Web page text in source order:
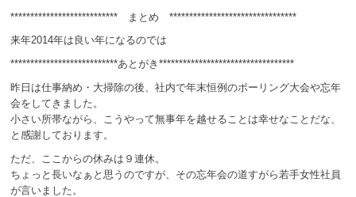
*************************** まとめ ********************************
来年2014年は良い年になるのでは
***************************あとがき**********************************
昨日は仕事納め・大掃除の後、社内で年末恒例のボーリング大会や忘年
会をしてきました。
小さい所帯ながら、こうやって無事年を越せることは幸せなことだな、
と感謝しております。
ただ、ここからの休みは９連休。
ちょっと長いなぁと思うのですが、その忘年会の道すがら若手女性社員
が言いました。